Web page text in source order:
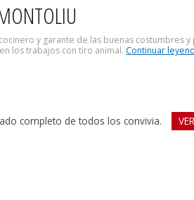
y garante de las buenas costumbres
los trabajos con tiro animal. Continuar
completo de todos los convivia.